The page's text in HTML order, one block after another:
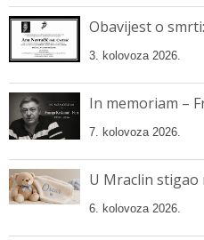
Obavijest o
3. kolovoza 2026.
In memoriam –
7. kolovoza 2026.
U Mraclin stigao
6. kolovoza 2026.